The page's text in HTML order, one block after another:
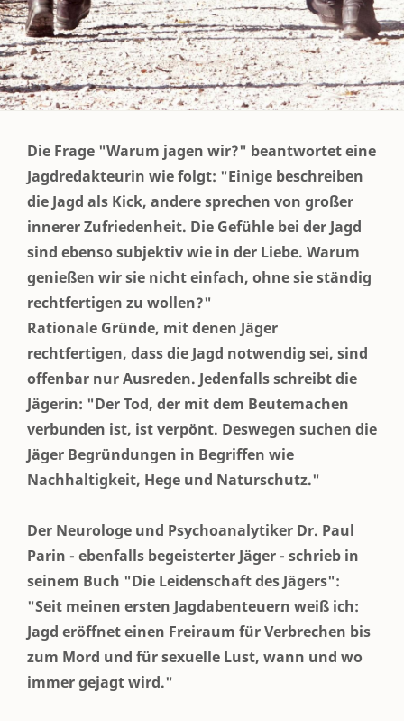
Die Frage "Warum jagen wir?" beantwortet eine
Jagdredakteurin wie folgt: "Einige beschreiben
die Jagd als Kick, andere sprechen von großer
innerer Zufriedenheit. Die Gefühle bei der Jagd
sind ebenso subjektiv wie in der Liebe. Warum
genießen wir sie nicht einfach, ohne sie ständig
rechtfertigen zu wollen?"
Rationale Gründe, mit denen Jäger
rechtfertigen, dass die Jagd notwendig sei, sind
offenbar nur Ausreden. Jedenfalls schreibt die
Jägerin: "Der Tod, der mit dem Beutemachen
verbunden ist, ist verpönt. Deswegen suchen die
Jäger Begründungen in Begriffen wie
Nachhaltigkeit, Hege und Naturschutz."
Der Neurologe und Psychoanalytiker Dr. Paul
Parin - ebenfalls begeisterter Jäger - schrieb in
seinem Buch "Die Leidenschaft des Jägers":
"Seit meinen ersten Jagdabenteuern weiß ich:
Jagd eröffnet einen Freiraum für Verbrechen bis
zum Mord und für sexuelle Lust, wann und wo
immer gejagt wird."